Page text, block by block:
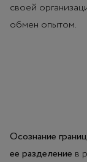
своей
обмен опытом.
Осознание границ
ее разделение в